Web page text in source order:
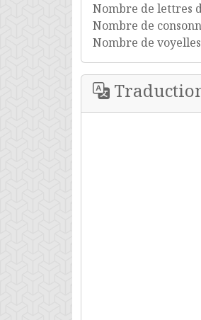
Nombre de lettres
Nombre de
Nombre de